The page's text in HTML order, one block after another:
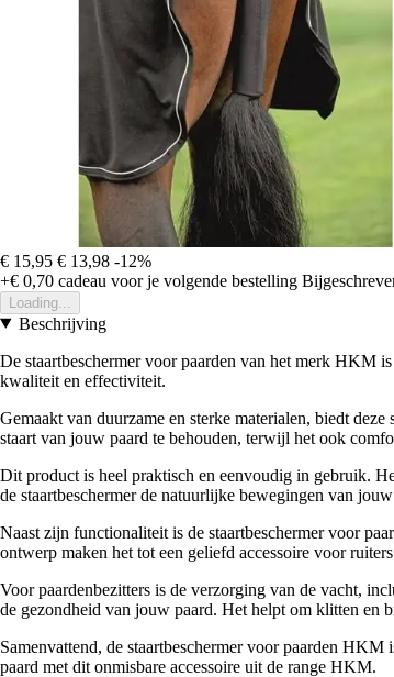
€ 15,95 € 13,98 -12%
+€ 0,70 cadeau voor je volgende bestelling
Loading...
Beschrijving
De staartbeschermer voor paarden van het merk HKM
kwaliteit en effectiviteit.
Gemaakt van duurzame en sterke materialen, biedt
staart van jouw paard te behouden, terwijl het ook
Dit product is heel praktisch en eenvoudig in gebruik.
de staartbeschermer de natuurlijke bewegingen van
Naast zijn functionaliteit is de staartbeschermer voor
ontwerp maken het tot een geliefd accessoire voor
Voor paardenbezitters is de verzorging van de vacht,
de gezondheid van jouw paard. Het helpt om klitten en
Samenvattend, de staartbeschermer voor paarden
paard met dit onmisbare accessoire uit de range HKM.